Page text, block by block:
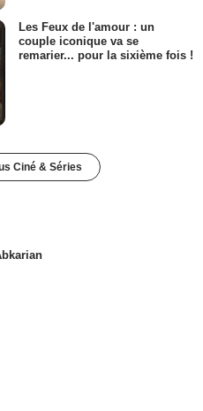
Les Feux de l'amour : un
couple iconique va se
remarier... pour la sixième fois !
Ciné & Séries